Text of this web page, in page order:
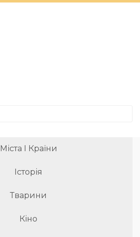
Міста І Країни
Історія
Тварини
Кіно